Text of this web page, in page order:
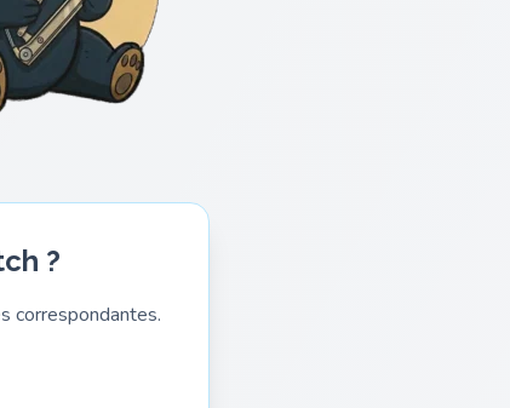
?
correspondantes.